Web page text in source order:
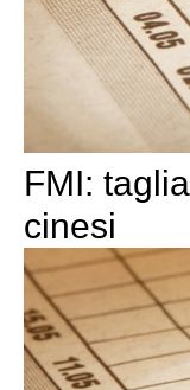
FMI:
cinesi